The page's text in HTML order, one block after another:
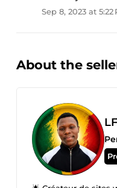
Sep 8, 2023 at 5:22
About the